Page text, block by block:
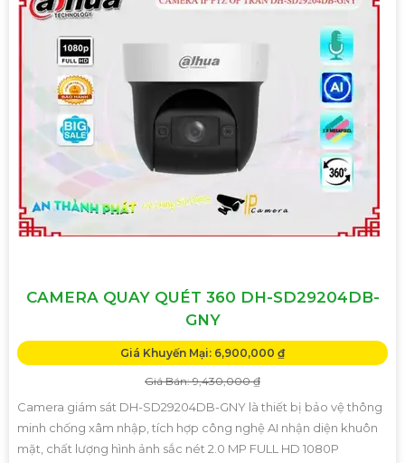
CAMERA QUAY QUÉT 360 DH-SD29204DB-
GNY
Giá Khuyến Mại: 6,900,000 ₫
Giá Bán: 9,430,000 ₫
Camera giám sát DH-SD29204DB-GNY là thiết bị bảo vệ thông
minh chống xâm nhập, tích hợp công nghệ AI nhận diện khuôn
mặt, chất lượng hình ảnh sắc nét 2.0 MP FULL HD 1080P